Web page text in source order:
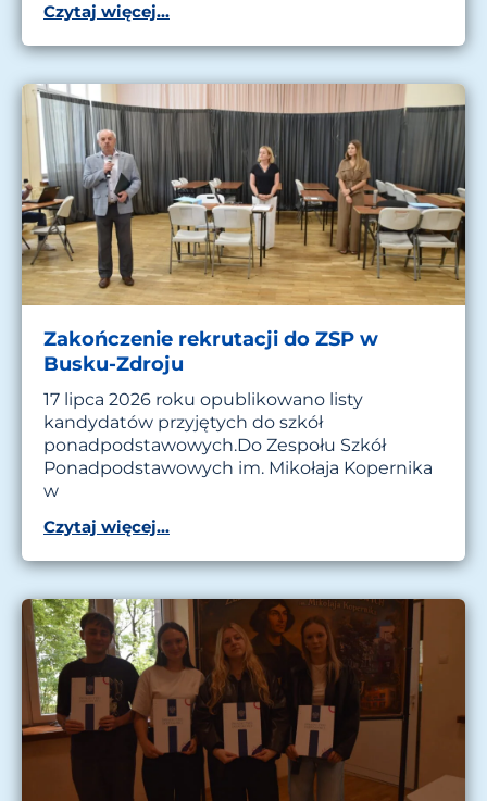
Czytaj więcej...
Zakończenie rekrutacji do ZSP w
Busku-Zdroju
17 lipca 2026 roku opublikowano listy
kandydatów przyjętych do szkół
ponadpodstawowych.Do Zespołu Szkół
Ponadpodstawowych im. Mikołaja Kopernika
w
Czytaj więcej...